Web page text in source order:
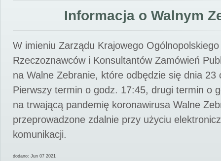
Informacja o Walnym
W imieniu Zarządu Krajowego
Rzeczoznawców i Konsultantów Zamówień
na Walne Zebranie, które odbędzie się dnia 23
Pierwszy termin o godz. 17:45, drugi termin o
na trwającą pandemię koronawirusa Walne
przeprowadzone zdalnie przy użyciu
komunikacji.
dodano: Jun 07 2021